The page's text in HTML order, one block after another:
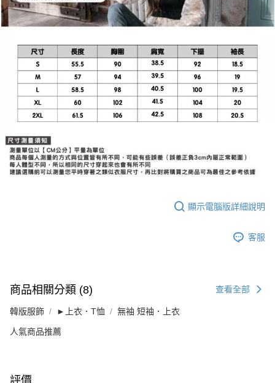
顯示電腦版詳細說明
客服
商品相關分類 (8) 查看全部
韓版服飾 ►上衣．T恤 無袖 短袖．上衣
人氣商品推薦